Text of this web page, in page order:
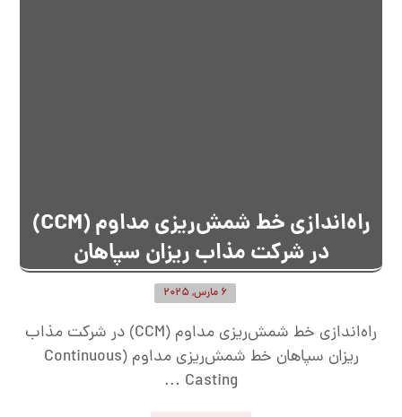
راه‌اندازی خط شمش‌ریزی مداوم (CCM)
در شرکت مذاب ریزان سپاهان
6 مارس, 2025
راه‌اندازی خط شمش‌ریزی مداوم (CCM) در شرکت مذاب
ریزان سپاهان خط شمش‌ریزی مداوم (Continuous
Casting ...